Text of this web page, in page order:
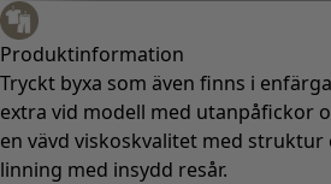
Produktinformation
Tryckt byxa som även finns i
extra vid modell med utanpåfickor
en vävd viskoskvalitet med struktur
linning med insydd resår.